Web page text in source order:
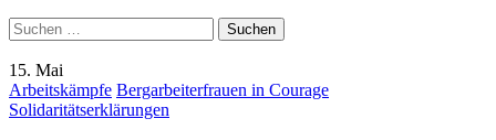
Suchen
nach:
15. Mai
Arbeitskämpfe Bergarbeiterfrauen in Courage
Solidaritätserklärungen